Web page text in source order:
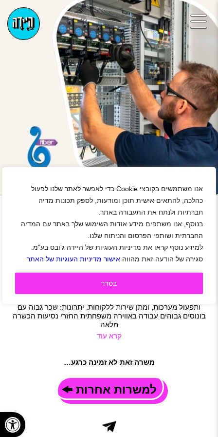
אנו משתמשים בקובצי Cookie כדי לאפשר לאתר שלנו לפעול
כהלכה, להתאים אישית תוכן ומודעות, לספק תכונות מדיה
חברתיות ולנתח את התעבורה באתר.
בנוסף, אנו משתפים מידע אודות השימוש שלך באתר עם המדיה
החברתית ושותפי הפרסום והניתוח שלנו.
למידע נוסף קראו את מדיניות העוגיות של היידה ג'ובס בע"מ.
סגירה של הודעה זאת מהווה אישור מדיניות העוגיות של האתר
בסדר
+
לחברת נפטון דרוש/ה מתקין/ה אינטרנט טלוויזיה
וכבלים
סח'נין |סטודנטים |חיילים משוחררים |משרות שוות|
תקשורת ואינטרנט |משרה מלאה|משמרות|חצי משרה
תיאור משרה
ותפעול מערכות, ומתן שירות ללקוחות. יתרונות: שכר גבוה עם
בונוסים גבוהים עבודה באווירה משפחתית החזרי נסיעות הכשרה
מלאה
קרא עוד
משרה זאת לא זמינה כרגע…
למשרות אחרות